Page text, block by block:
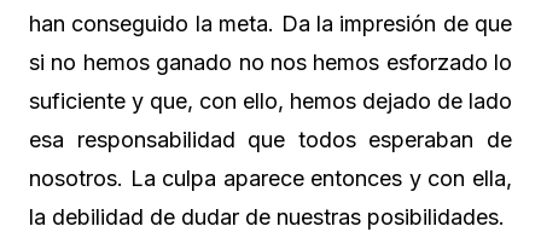
han conseguido la meta. Da la impresión de que
si no hemos ganado no nos hemos esforzado lo
suficiente y que, con ello, hemos dejado de lado
esa responsabilidad que todos esperaban de
nosotros. La culpa aparece entonces y con ella,
la debilidad de dudar de nuestras posibilidades.